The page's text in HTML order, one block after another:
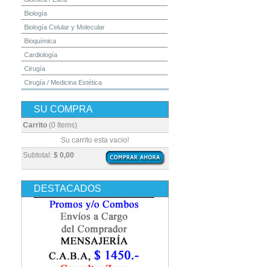
Biología
Biología Celular y Molecular
Bioquímica
Cardiología
Cirugía
Cirugía / Medicina Estética
Dermatología
Diagnóstico por Imagen / Radiología
Embriología
Enfermería
Epidemiología
Farmacia / Farmacología
Fisiatría / Kinesiología
Fisiología / Fisiopatología
Fonoaudiología
SU COMPRA
Carrito (0 Items)
Subtotal: $ 0,00
Su carrito esta vacio!
DESTACADOS